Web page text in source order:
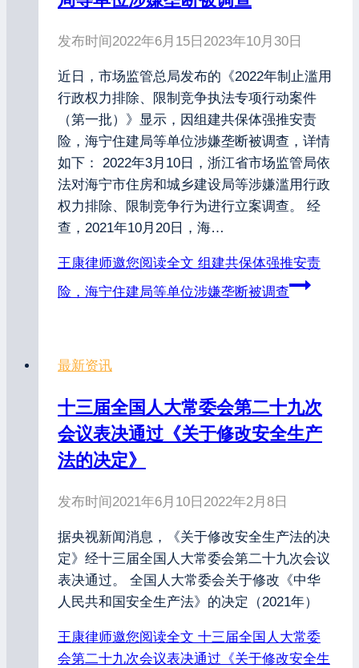
发布时间2022年6月15日 2023年10月30日
近日，市场监管总局发布的《2022年制止滥用
行政权力排除、限制竞争执法专项行动案件
（第一批）》显示，因组建共保体强推安责
险，海宁住建局等单位涉嫌垄断被调查，详情
如下： 2022年3月10日，浙江省市场监管局依
法对海宁市住房和城乡建设局等涉嫌滥用行政
权力排除、限制竞争行为进行立案调查。 经
查，2021年10月20日，海…
王康律师邀您阅读全文 组建共保体强推安责
险，海宁住建局等单位涉嫌垄断被调查
最新资讯
十三届全国人大常委会第二十九次
会议表决通过《关于修改安全生产
法的决定》
发布时间2021年6月10日 2022年2月8日
据央视新闻消息，《关于修改安全生产法的决
定》经十三届全国人大常委会第二十九次会议
表决通过。 全国人大常委会关于修改《中华
人民共和国安全生产法》的决定（2021年）
王康律师邀您阅读全文 十三届全国人大常委
会第二十九次会议表决通过《关于修改安全生